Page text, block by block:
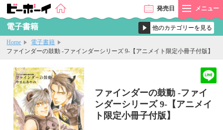
発売日 メニュー
電子書籍
Home
電子書籍
ファインダーの鼓動 -ファインダーシリーズ 9-【アニメイト限定小冊子付版】
ファインダーの鼓動 -ファイ
ンダーシリーズ 9-【アニメイ
ト限定小冊子付版】